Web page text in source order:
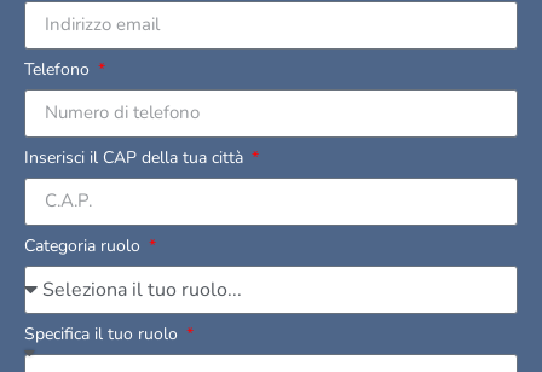
Telefono
Inserisci il CAP della tua città
Categoria ruolo
Specifica il tuo ruolo